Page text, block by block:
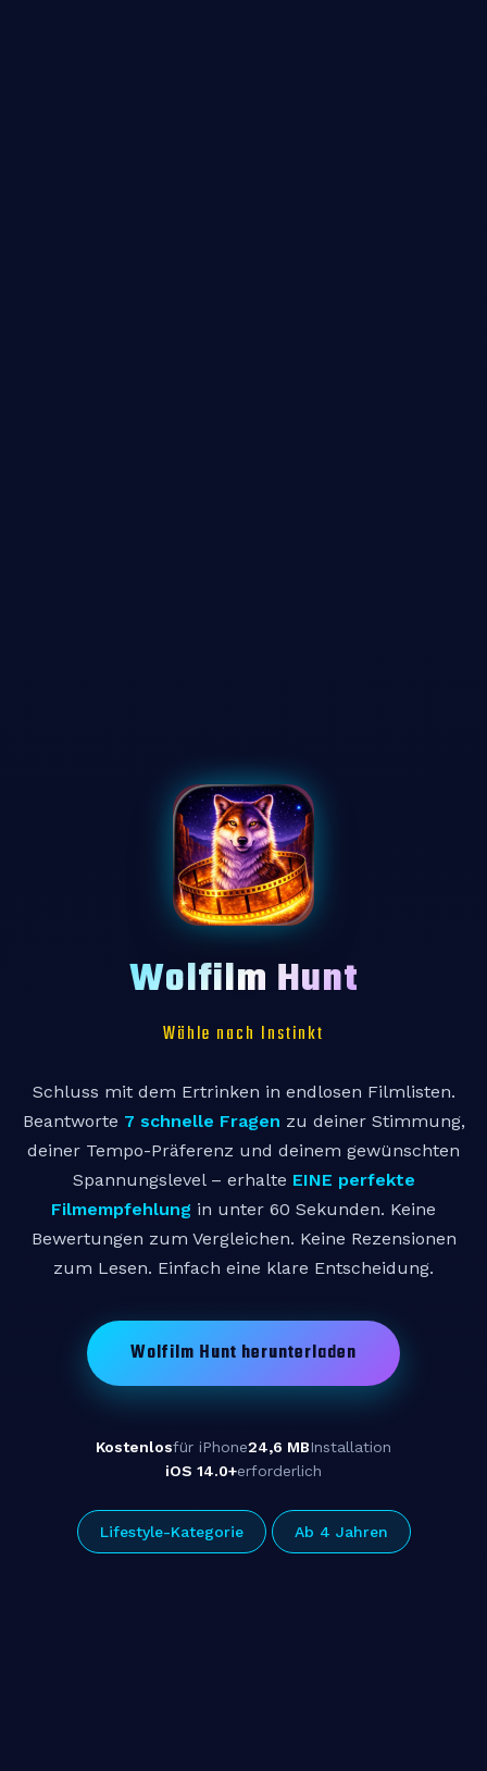
Wolfilm Hunt
Wähle nach Instinkt
Schluss mit dem Ertrinken in endlosen Filmlisten.
Beantworte 7 schnelle Fragen zu deiner Stimmung,
deiner Tempo-Präferenz und deinem gewünschten
Spannungslevel – erhalte EINE perfekte
Filmempfehlung in unter 60 Sekunden. Keine
Bewertungen zum Vergleichen. Keine Rezensionen
zum Lesen. Einfach eine klare Entscheidung.
Wolfilm Hunt herunterladen
Kostenlosfür iPhone24,6 MBInstallation
iOS 14.0+erforderlich
Lifestyle-Kategorie Ab 4 Jahren